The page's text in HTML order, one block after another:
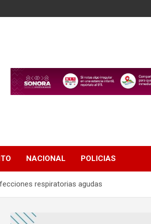
NACIONAL POLICIAS
respiratorias agudas